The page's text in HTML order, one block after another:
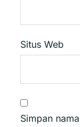
Situs Web
Simpan